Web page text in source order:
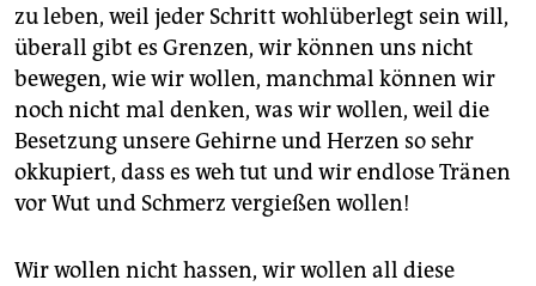
zu leben, weil jeder Schritt wohlüberlegt sein will,
überall gibt es Grenzen, wir können uns nicht
bewegen, wie wir wollen, manchmal können wir
noch nicht mal denken, was wir wollen, weil die
Besetzung unsere Gehirne und Herzen so sehr
okkupiert, dass es weh tut und wir endlose Tränen
vor Wut und Schmerz vergießen wollen!
Wir wollen nicht hassen, wir wollen all diese